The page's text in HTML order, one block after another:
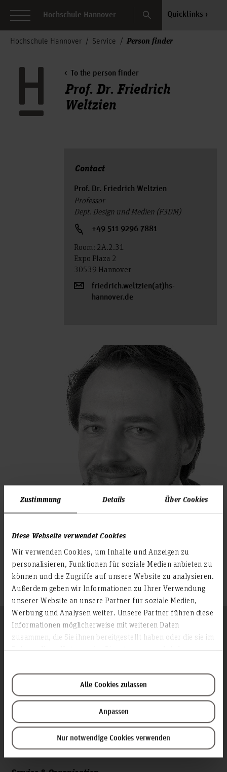
Zustimmung Details Über Cookies
Diese Webseite verwendet Cookies
Wir verwenden Cookies, um Inhalte und Anzeigen zu
personalisieren, Funktionen für soziale Medien anbieten zu
können und die Zugriffe auf unsere Website zu analysieren.
Außerdem geben wir Informationen zu Ihrer Verwendung
unserer Website an unsere Partner für soziale Medien,
Werbung und Analysen weiter. Unsere Partner führen diese
Informationen möglicherweise mit weiteren Daten
zusammen, die Sie ihnen bereitgestellt haben oder die sie im
Alle Cookies zulassen
Anpassen
Nur notwendige Cookies verwenden
Hochschule Hannover Search Quicklinks
Hochschule Hannover Service Person finder
To the person finder
Prof. Dr. Friedrich
Weltzien
Contact
Prof. Dr. Friedrich Weltzien
Professor
Dept. Design und Medien (F3DM)
+49 511 9296 7881
Room: 2A.2.31
Expo Plaza 2
30539 Hannover
friedrich.weltzien(at)hs-
hannover.de
Research projects
Show research projects in the research
finder
To the top
Homepage of the Hochschule Hannover
Press
Search for persons
Career
Follow us